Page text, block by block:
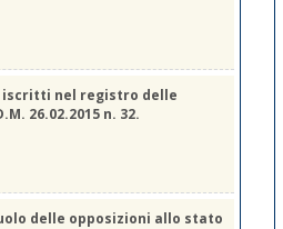
iscritti nel registro delle
26.02.2015 n. 32.
delle opposizioni allo stato